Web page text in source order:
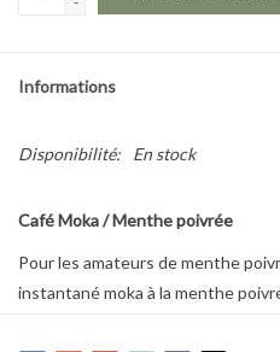
Informations
Disponibilité: En stock
Café Moka / Menthe poivrée
Pour les amateurs de menthe
instantané moka à la menthe